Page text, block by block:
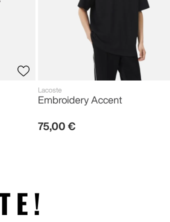
Lacoste
Embroidery Accent
75,00 €